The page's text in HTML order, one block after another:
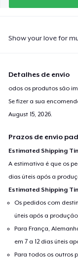
Show your love for
Detalhes de envio
odos os produtos são
Se fizer a sua
August 15, 2026
Prazos de envio
Estimated Shipping
A estimativa é que os
dias úteis após a
Estimated Shipping
Os pedidos com
úteis após a produção.
Para França,
em 7 a 12 dias úteis
Para todos os outros